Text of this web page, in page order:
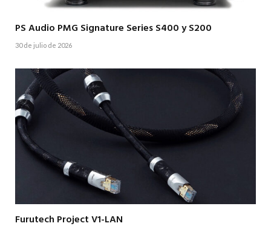
PS Audio PMG Signature Series S400 y S200
30 de julio de 2026
Furutech Project V1-LAN